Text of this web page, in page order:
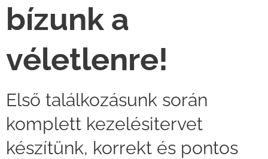
bízunk a
véletlenre!
Első találkozásunk során
komplett kezelésitervet
készítünk, korrekt és pontos